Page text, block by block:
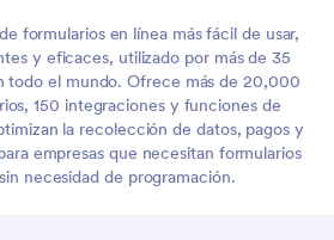
formularios en línea más fácil de usar,
y eficaces, utilizado por más de 35
todo el mundo. Ofrece más de 20,000
150 integraciones y funciones de
la recolección de datos, pagos y
empresas que necesitan formularios
necesidad de programación.